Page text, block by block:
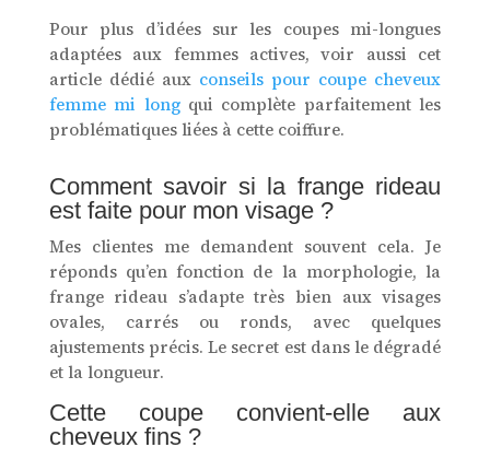
Pour plus d’idées sur les coupes mi-longues
adaptées aux femmes actives, voir aussi cet
article dédié aux conseils pour coupe cheveux
femme mi longqui complète parfaitement les
problématiques liées à cette coiffure.
Comment savoir si la frange rideau
est faite pour mon visage ?
Mes clientes me demandent souvent cela. Je
réponds qu’en fonction de la morphologie, la
frange rideau s’adapte très bien aux visages
ovales, carrés ou ronds, avec quelques
ajustements précis. Le secret est dans le dégradé
et la longueur.
Cette coupe convient-elle aux
cheveux fins ?